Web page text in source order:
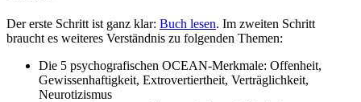
Der erste Schritt ist ganz klar: Buch lesen. Im zweiten Schritt
braucht es weiteres Verständnis zu folgenden Themen:
Die 5 psychografischen OCEAN-Merkmale: Offenheit,
Gewissenhaftigkeit, Extrovertiertheit, Verträglichkeit,
Neurotizismus